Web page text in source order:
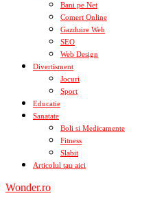
Bani pe Net
Comert Online
Gazduire Web
SEO
Web Design
Divertisment
Jocuri
Sport
Educatie
Sanatate
Boli si Medicamente
Fitness
Slabit
Articolul tau aici
Wonder.ro